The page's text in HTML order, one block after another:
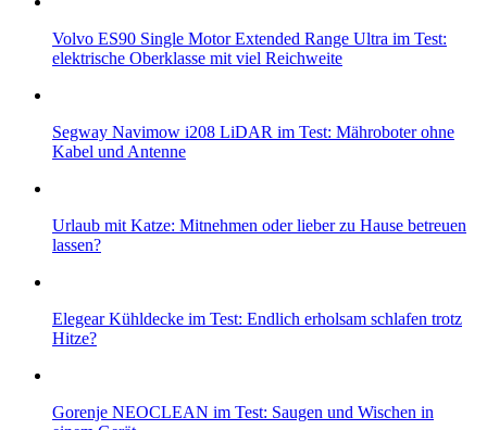
Volvo ES90 Single Motor Extended Range Ultra im Test:
elektrische Oberklasse mit viel Reichweite
Segway Navimow i208 LiDAR im Test: Mähroboter ohne
Kabel und Antenne
Urlaub mit Katze: Mitnehmen oder lieber zu Hause betreuen
lassen?
Elegear Kühldecke im Test: Endlich erholsam schlafen trotz
Hitze?
Gorenje NEOCLEAN im Test: Saugen und Wischen in